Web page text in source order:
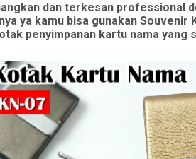
dan terkesan professional
ya kamu bisa gunakan Souvenir
penyimpanan kartu nama yang